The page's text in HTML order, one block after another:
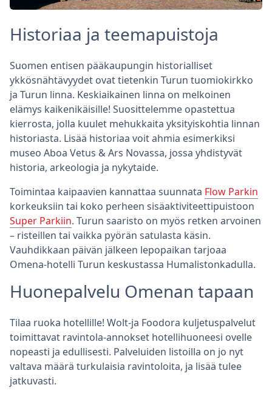
Historiaa ja teemapuistoja
Suomen entisen pääkaupungin historialliset
ykkösnähtävyydet ovat tietenkin Turun tuomiokirkko
ja Turun linna. Keskiaikainen linna on melkoinen
elämys kaikenikäisille! Suosittelemme opastettua
kierrosta, jolla kuulet mehukkaita yksityiskohtia linnan
historiasta. Lisää historiaa voit ahmia esimerkiksi
museo Aboa Vetus & Ars Novassa, jossa yhdistyvät
historia, arkeologia ja nykytaide.
Toimintaa kaipaavien kannattaa suunnata Flow Parkin
korkeuksiin tai koko perheen sisäaktiviteettipuistoon
Super Parkiin. Turun saaristo on myös retken arvoinen
– risteillen tai vaikka pyörän satulasta käsin.
Vauhdikkaan päivän jälkeen lepopaikan tarjoaa
Omena-hotelli Turun keskustassa Humalistonkadulla.
Huonepalvelu Omenan tapaan
Tilaa ruoka hotellille! Wolt-ja Foodora kuljetuspalvelut
toimittavat ravintola-annokset hotellihuoneesi ovelle
nopeasti ja edullisesti. Palveluiden listoilla on jo nyt
valtava määrä turkulaisia ravintoloita, ja lisää tulee
jatkuvasti.